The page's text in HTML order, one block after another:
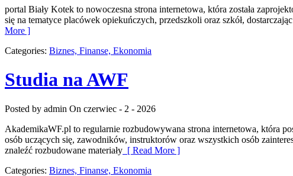
portal Biały Kotek to nowoczesna strona internetowa, która została
się na tematyce placówek opiekuńczych, przedszkoli oraz szkół,
More ]
Categories: Biznes, Finanse, Ekonomia
Studia na AWF
Posted by admin On czerwiec - 2 - 2026
AkademikaWF.pl to regularnie rozbudowywana strona internetowa, która
osób uczących się, zawodników, instruktorów oraz wszystkich osób
znaleźć rozbudowane materiały [ Read More ]
Categories: Biznes, Finanse, Ekonomia